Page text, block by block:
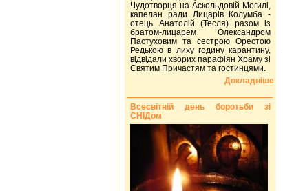
Чудотворця на Аскольдовій Могилі,
капелан ради Лицарів Колумба -
отець Анатолій (Тесля) разом із
братом-лицарем Олександром
Пастуховим та сестрою Орестою
Редькою в лиху годину карантину,
відвідали хворих парафіян Храму зі
Святим Причастям та гостинцями.
Докладніше
Всесвітній день боротьби зі
СНІДом